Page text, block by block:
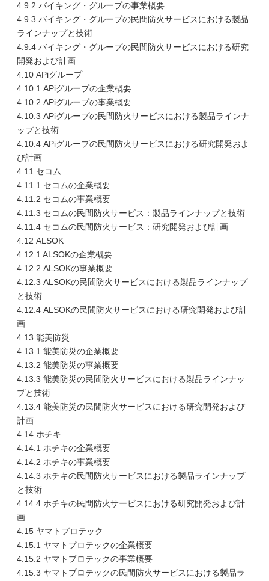
4.9.2 バイキング・グループの事業概要
4.9.3 バイキング・グループの民間防火サービスにおける製品
ラインナップと技術
4.9.4 バイキング・グループの民間防火サービスにおける研究
開発および計画
4.10 APiグループ
4.10.1 APiグループの企業概要
4.10.2 APiグループの事業概要
4.10.3 APiグループの民間防火サービスにおける製品ラインナ
ップと技術
4.10.4 APiグループの民間防火サービスにおける研究開発およ
び計画
4.11 セコム
4.11.1 セコムの企業概要
4.11.2 セコムの事業概要
4.11.3 セコムの民間防火サービス：製品ラインナップと技術
4.11.4 セコムの民間防火サービス：研究開発および計画
4.12 ALSOK
4.12.1 ALSOKの企業概要
4.12.2 ALSOKの事業概要
4.12.3 ALSOKの民間防火サービスにおける製品ラインナップ
と技術
4.12.4 ALSOKの民間防火サービスにおける研究開発および計
画
4.13 能美防災
4.13.1 能美防災の企業概要
4.13.2 能美防災の事業概要
4.13.3 能美防災の民間防火サービスにおける製品ラインナッ
プと技術
4.13.4 能美防災の民間防火サービスにおける研究開発および
計画
4.14 ホチキ
4.14.1 ホチキの企業概要
4.14.2 ホチキの事業概要
4.14.3 ホチキの民間防火サービスにおける製品ラインナップ
と技術
4.14.4 ホチキの民間防火サービスにおける研究開発および計
画
4.15 ヤマトプロテック
4.15.1 ヤマトプロテックの企業概要
4.15.2 ヤマトプロテックの事業概要
4.15.3 ヤマトプロテックの民間防火サービスにおける製品ラ